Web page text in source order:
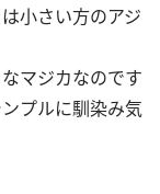
小さい方のアジ
マジカなのです
プルに馴染み気